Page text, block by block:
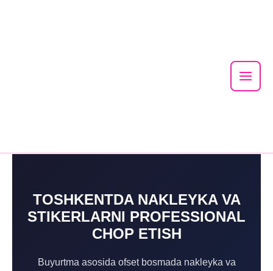
Main
TOSHKENTDA NAKLEYKA VA
STIKERLARNI PROFESSIONAL
CHOP ETISH
Buyurtma asosida ofset bosmada nakleyka va